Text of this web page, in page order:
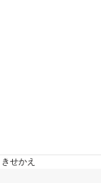
せかえ